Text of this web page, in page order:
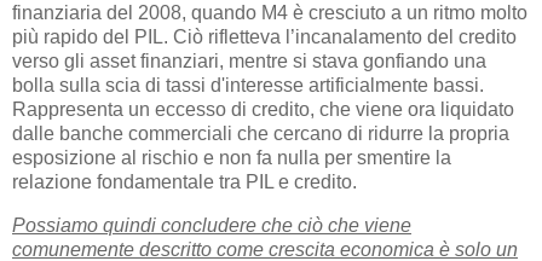
finanziaria del 2008, quando M4 è cresciuto a un ritmo molto
più rapido del PIL. Ciò rifletteva l’incanalamento del credito
verso gli asset finanziari, mentre si stava gonfiando una
bolla sulla scia di tassi d'interesse artificialmente bassi.
Rappresenta un eccesso di credito, che viene ora liquidato
dalle banche commerciali che cercano di ridurre la propria
esposizione al rischio e non fa nulla per smentire la
relazione fondamentale tra PIL e credito.
Possiamo quindi concludere che ciò che viene
comunemente descritto come crescita economica è solo un